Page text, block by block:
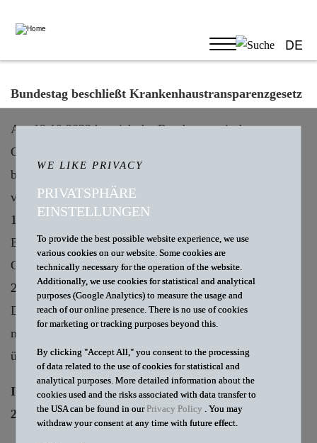
DE
Bundestag beschließt Krankenhaustransparenzgesetz
Am 19.10.2023 hat sich der Bundestag mit dem
Gesetzentwurf über das Krankenhaustransparenzgesetz
befasst. Im Vorfeld wurde an dem Gesetzentwurf
vielfach Kritik geübt (dazu unsere
14.09.2023 ). Trotz der geäußerten Bedenken hat der
Bundestag den Gesetzentwurf in der vom
Gesundheitsausschuss geänderten Fassung (BT-Drs.
20/8904) mit der Koalitionsmehrheit angenommen.
Damit steht der Verabschiedung des Gesetzes nun nichts
mehr im Weg. Nachfolgend geben wir einen Überblick
über die beschlossenen Neuerungen.
I. Krankenhaus-Transparenzverzeichnis ab Mai
2024
WE LIKE PRIVACY
PRIVATSPHÄRE
EINSTELLUNGEN
To provide the best possible website experience, we use
various cookies on our website. Some cookies are
technically necessary for the operation of the website.
Additionally, we use cookies for statistical and analytical
purposes (Google Analytics) to measure the usage and
reach of our online presence. There is no use of cookies
for marketing or tracking purposes beyond this.
By clicking "Accept All," you consent to the processing
of data related to the use of cookies for statistical and
analytical purposes. More detailed information about the
cookies used and the risks associated with data transfer to
the USA can be found in ourPrivacy Policy . You may
withdraw your consent at any time with future effect.